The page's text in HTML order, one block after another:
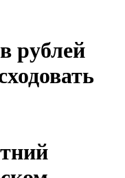
рублей